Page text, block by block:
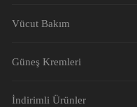
Vücut Bakım
Güneş Kremleri
İndirimli Ürünler